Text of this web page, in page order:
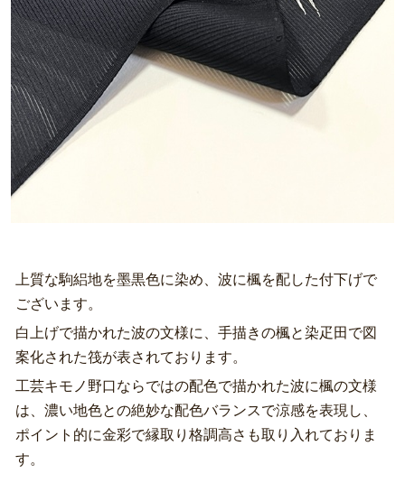
上質な駒絽地を墨黒色に染め、波に楓を配した付下げで
ございます。
白上げで描かれた波の文様に、手描きの楓と染疋田で図
案化された筏が表されております。
工芸キモノ野口ならではの配色で描かれた波に楓の文様
は、濃い地色との絶妙な配色バランスで涼感を表現し、
ポイント的に金彩で縁取り格調高さも取り入れておりま
す。